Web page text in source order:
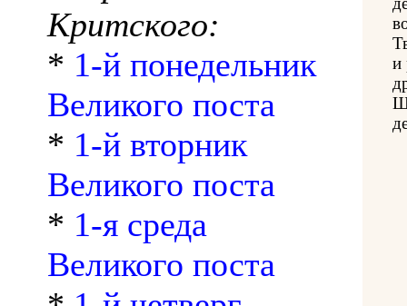
Критского:
* 1-й понедельник
Великого поста
* 1-й вторник
Великого поста
* 1-я среда
Великого поста
и